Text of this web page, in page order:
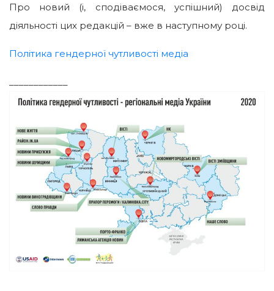
Про новий (і, сподіваємося, успішний) досвід
діяльності цих редакцій – вже в наступному році.
Політика гендерної чутливості медіа